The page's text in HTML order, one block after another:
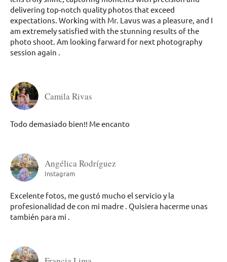
delivering top-notch quality photos that exceed
expectations. Working with Mr. Lavus was a pleasure, and I
am extremely satisfied with the stunning results of the
photo shoot. Am looking farward for next photography
session again .
Camila Rivas
Todo demasiado bien!! Me encanto
Angélica Rodríguez
Instagram
Excelente fotos, me gustó mucho el servicio y la
profesionalidad de con mi madre . Quisiera hacerme unas
también para mi .